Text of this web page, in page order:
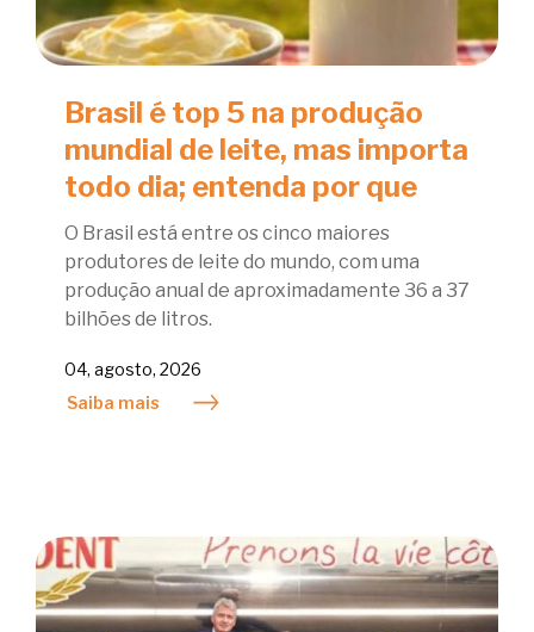
Brasil é top 5 na produção
mundial de leite, mas importa
todo dia; entenda por que
O Brasil está entre os cinco maiores
produtores de leite do mundo, com uma
produção anual de aproximadamente 36 a 37
bilhões de litros.
04, agosto, 2026
Saiba mais